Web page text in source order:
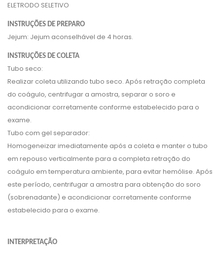
ELETRODO SELETIVO
INSTRUÇÕES DE PREPARO
Jejum: Jejum aconselhável de 4 horas.
INSTRUÇÕES DE COLETA
Tubo seco:
Realizar coleta utilizando tubo seco. Após retração completa
do coágulo, centrifugar a amostra, separar o soro e
acondicionar corretamente conforme estabelecido para o
exame.
Tubo com gel separador:
Homogeneizar imediatamente após a coleta e manter o tubo
em repouso verticalmente para a completa retração do
coágulo em temperatura ambiente, para evitar hemólise. Após
este período, centrifugar a amostra para obtenção do soro
(sobrenadante) e acondicionar corretamente conforme
estabelecido para o exame.
INTERPRETAÇÃO